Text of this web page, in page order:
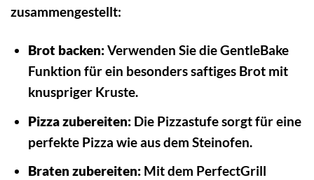
zusammengestellt:
Brot backen:Verwenden Sie die GentleBake
Funktion für ein besonders saftiges Brot mit
knuspriger Kruste.
Pizza zubereiten:Die Pizzastufe sorgt für eine
perfekte Pizza wie aus dem Steinofen.
Braten zubereiten:Mit dem PerfectGrill